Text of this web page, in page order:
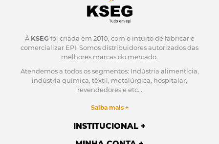
À KSEG foi criada em 2010, com o intuito de fabricar e
comercializar EPI. Somos distribuidores autorizados das
melhores marcas do mercado.
Atendemos a todos os segmentos: Indústria alimentícia,
indústria química, têxtil, metalúrgica, hospitalar,
revendedores e etc...
Saiba mais +
INSTITUCIONAL